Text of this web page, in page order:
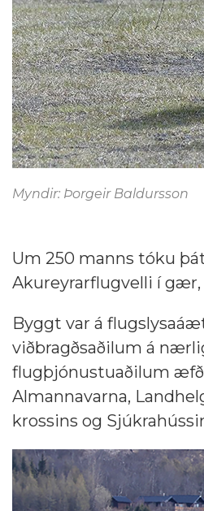
Myndir: Þorgeir Baldursson
Um 250 manns tóku
Akureyrarflugvelli í
Byggt var á
viðbragðsaðilum á
flugþjónustuaðilum
Almannavarna,
krossins og